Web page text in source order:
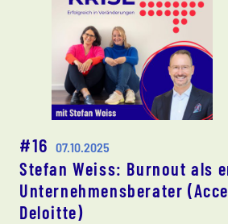
#16 07.10.2025
Stefan Weiss: Burnout als
Unternehmensberater
Deloitte)